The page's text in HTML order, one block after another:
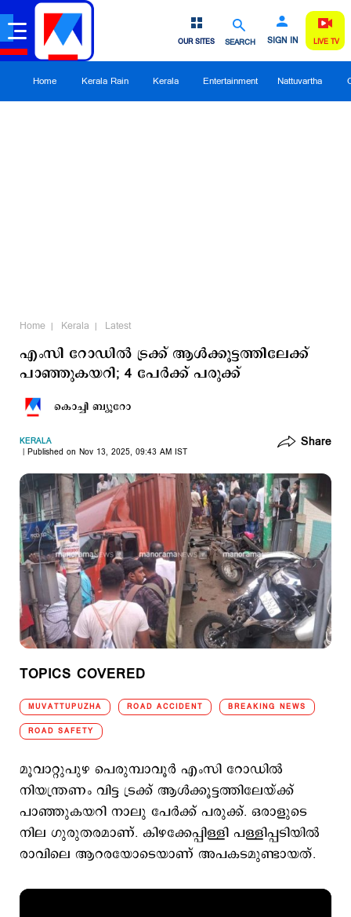
SEARCH SIGN IN
OUR SITES LIVE TV
Home Kerala Rain Kerala Entertainment Nattuvartha
Home Kerala Latest
എംസി റോഡിൽ ട്രക്ക് ആള്‍ക്കൂട്ടത്തിലേക്ക്
പാഞ്ഞുകയറി; 4 പേര്‍ക്ക് പരുക്ക്
കൊച്ചി ബ്യൂറോ
KERALA
Published on Nov 13, 2025, 09:43 AM IST
Share
TOPICS COVERED
MUVATTUPUZHA ROAD ACCIDENT BREAKING NEWS
ROAD SAFETY
മൂവാറ്റുപുഴ പെരുമ്പാവൂർ എംസി റോഡിൽ
നിയന്ത്രണം വിട്ട ട്രക്ക് ആൾക്കൂട്ടത്തിലേയ്ക്ക്
പാഞ്ഞുകയറി നാലു പേർക്ക് പരുക്ക്. ഒരാളുടെ
നില ഗുരുതരമാണ്. കിഴക്കേപ്പിള്ളി പള്ളിപ്പടിയിൽ
രാവിലെ ആറരയോടെയാണ് അപകടമുണ്ടായത്.